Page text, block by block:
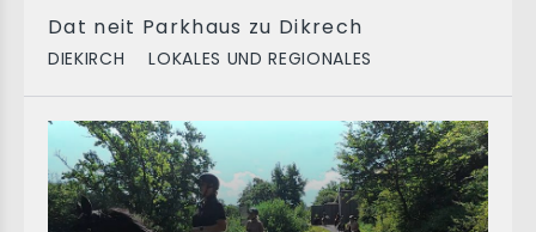
Dat neit Parkhaus zu Dikrech
DIEKIRCH LOKALES UND REGIONALES